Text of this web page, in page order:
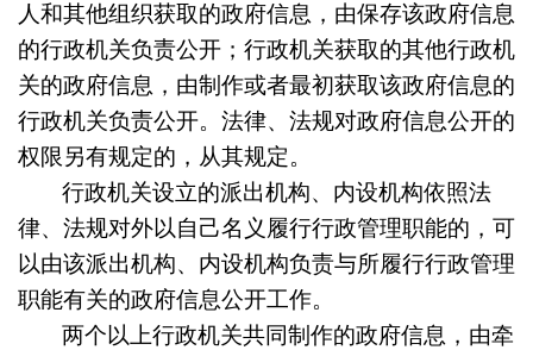
人和其他组织获取的政府信息，由保存该政府信息
的行政机关负责公开；行政机关获取的其他行政机
关的政府信息，由制作或者最初获取该政府信息的
行政机关负责公开。法律、法规对政府信息公开的
权限另有规定的，从其规定。
行政机关设立的派出机构、内设机构依照法
律、法规对外以自己名义履行行政管理职能的，可
以由该派出机构、内设机构负责与所履行行政管理
职能有关的政府信息公开工作。
两个以上行政机关共同制作的政府信息，由牵